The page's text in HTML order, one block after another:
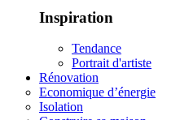
Inspiration
Tendance
Portrait d'artiste
Rénovation
Economique d’énergie
Isolation